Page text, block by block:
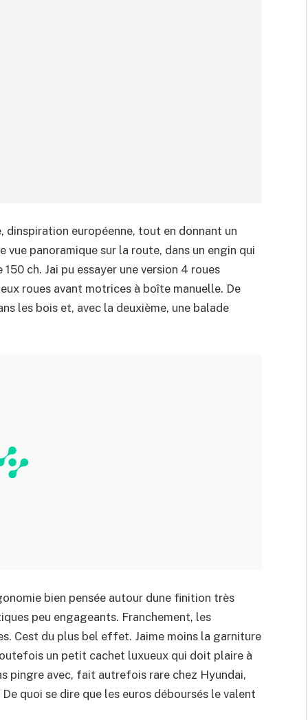
dinspiration européenne, tout en donnant un
panoramique sur la route, dans un engin qui
ch. Jai pu essayer une version 4 roues
roues avant motrices à boîte manuelle. De
les bois et, avec la deuxième, une balade
bien pensée autour dune finition très
peu engageants. Franchement, les
Cest du plus bel effet. Jaime moins la garniture
un petit cachet luxueux qui doit plaire à
pingre avec, fait autrefois rare chez Hyundai,
quoi se dire que les euros déboursés le valent